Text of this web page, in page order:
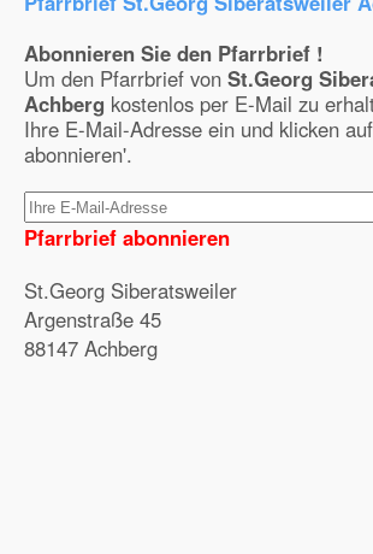
Abonnieren Sie den Pfarrbrief !
Um den Pfarrbrief von St.Georg
Achberg kostenlos per E-Mail zu
Ihre E-Mail-Adresse ein und klicken
abonnieren'.
Pfarrbrief abonnieren
St.Georg Siberatsweiler
Argenstraße 45
88147 Achberg